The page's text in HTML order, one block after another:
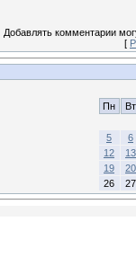
Добавлять комментарии
[
Пн Вт
5
6
12
13
19
20
26
27